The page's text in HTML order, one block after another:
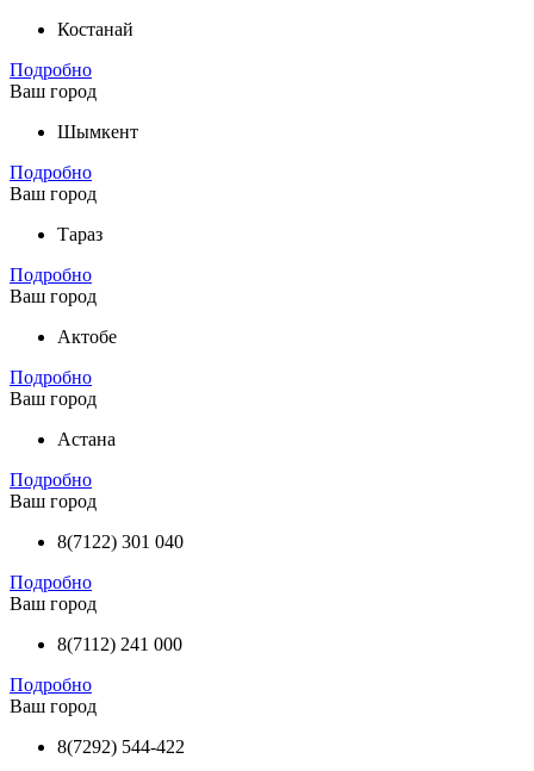
Костанай
Подробно
Ваш город
Шымкент
Подробно
Ваш город
Тараз
Подробно
Ваш город
Актобе
Подробно
Ваш город
Астана
Подробно
Ваш город
8(7122) 301 040
Подробно
Ваш город
8(7112) 241 000
Подробно
Ваш город
8(7292) 544-422